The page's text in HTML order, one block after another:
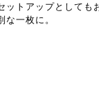
ットアップとしても
な一枚に。